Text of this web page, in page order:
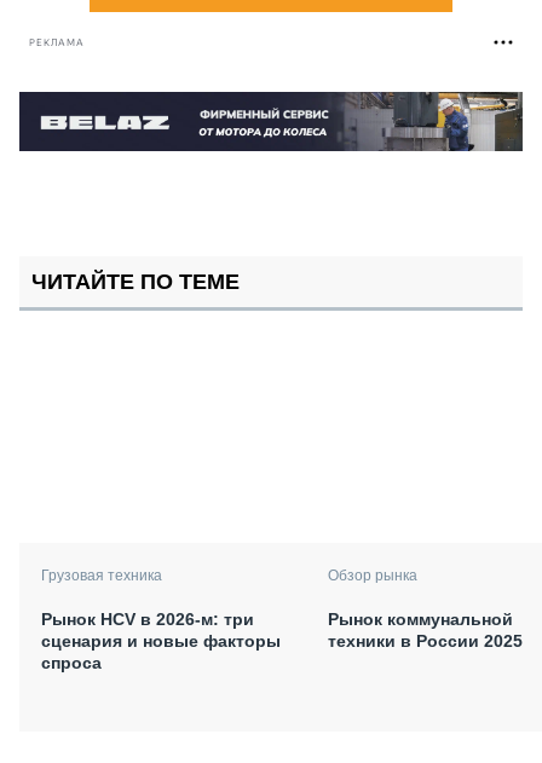
РЕКЛАМА
ЧИТАЙТЕ ПО ТЕМЕ
Грузовая техника
Рынок HCV в 2026-м: три
сценария и новые факторы
спроса
Обзор рынка
Рынок коммунальной
техники в России 2025